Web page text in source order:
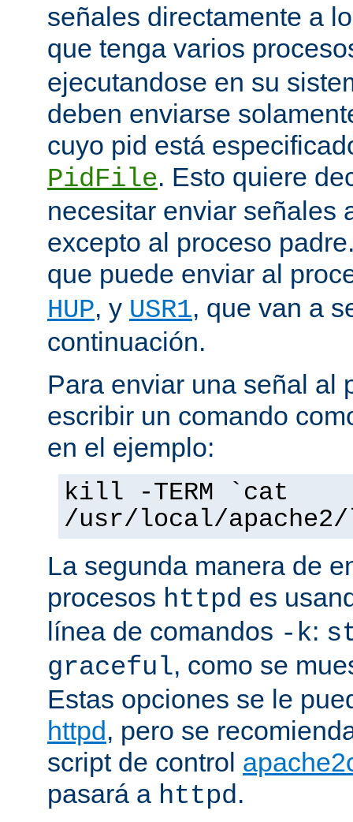
señales directamente a
que tenga varios
ejecutandose en su
deben enviarse
cuyo pid está
PidFile. Esto quiere
necesitar enviar señales
excepto al proceso
que puede enviar al
HUP, y USR1, que van a
continuación.
Para enviar una señal al
escribir un comando
en el ejemplo:
kill -TERM `cat
/usr/local/
La segunda manera de
procesos httpd es
línea de comandos -k:
graceful, como se
Estas opciones se le
httpd, pero se
script de control
pasará a httpd.